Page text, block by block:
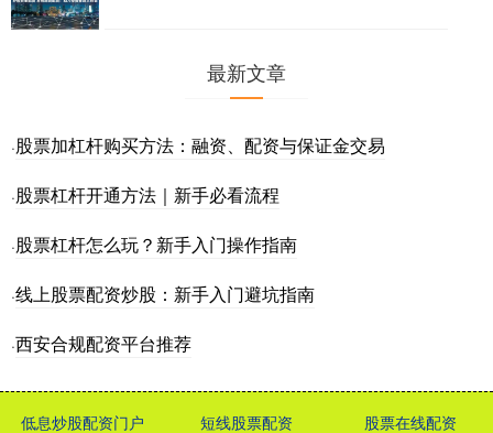
最新文章
·股票加杠杆购买方法：融资、配资与保证金交易
·股票杠杆开通方法｜新手必看流程
·股票杠杆怎么玩？新手入门操作指南
·线上股票配资炒股：新手入门避坑指南
·西安合规配资平台推荐
低息炒股配资门户 短线股票配资 股票在线配资